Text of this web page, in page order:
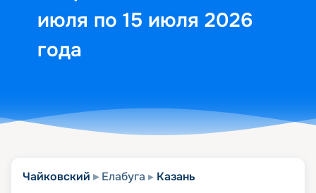
июля по 15 июля 2026
года
Чайковский Елабуга Казань